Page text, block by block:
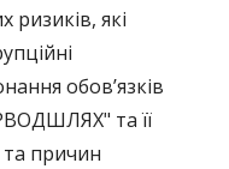
ризиків, які
обов’язків
та її
та причин